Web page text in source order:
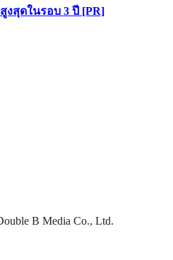
งสุดในรอบ 3 ปี [PR]
B Media Co., Ltd.